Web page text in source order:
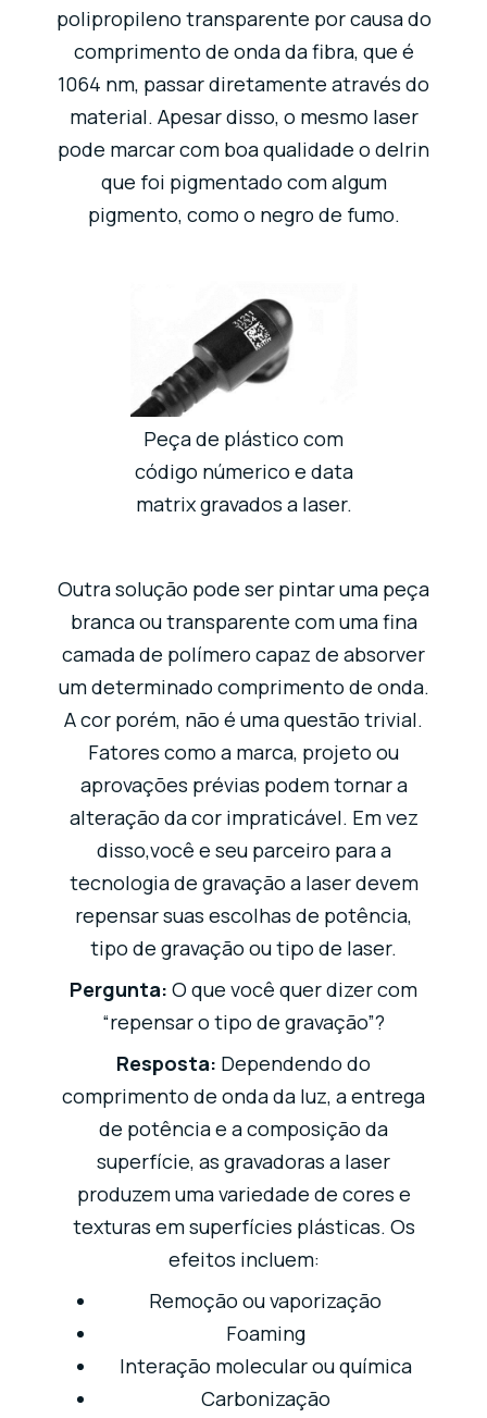
polipropileno transparente por causa do
comprimento de onda da fibra, que é
1064 nm, passar diretamente através do
material. Apesar disso, o mesmo laser
pode marcar com boa qualidade o delrin
que foi pigmentado com algum
pigmento, como o negro de fumo.
Peça de plástico com
código númerico e data
matrix gravados a laser.
Outra solução pode ser pintar uma peça
branca ou transparente com uma fina
camada de polímero capaz de absorver
um determinado comprimento de onda.
A cor porém, não é uma questão trivial.
Fatores como a marca, projeto ou
aprovações prévias podem tornar a
alteração da cor impraticável. Em vez
disso,você e seu parceiro para a
tecnologia de gravação a laser devem
repensar suas escolhas de potência,
tipo de gravação ou tipo de laser.
Pergunta: O que você quer dizer com
“repensar o tipo de gravação”?
Resposta: Dependendo do
comprimento de onda da luz, a entrega
de potência e a composição da
superfície, as gravadoras a laser
produzem uma variedade de cores e
texturas em superfícies plásticas. Os
efeitos incluem:
Remoção ou vaporização
Foaming
Interação molecular ou química
Carbonização